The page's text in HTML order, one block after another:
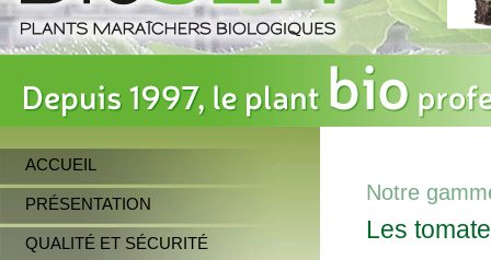
ACCUEIL
PRÉSENTATION
QUALITÉ ET SÉCURITÉ
Notre
Les